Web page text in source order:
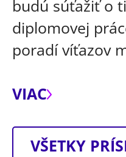
budú súťažiť o
diplomovej
poradí víťazov
VIAC
VŠETKY